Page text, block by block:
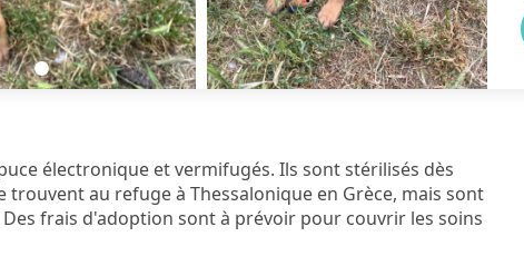
électronique et vermifugés. Ils sont stérilisés dès
trouvent au refuge à Thessalonique en Grèce, mais sont
frais d'adoption sont à prévoir pour couvrir les soins